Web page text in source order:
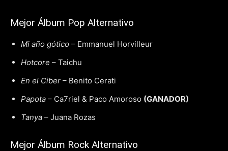
Mejor Álbum Pop Alternativo
Mi año gótico – Emmanuel Horvilleur
Hotcore – Taichu
En el Ciber – Benito Cerati
Papota – Ca7riel & Paco Amoroso (GANADOR)
Tanya – Juana Rozas
Mejor Álbum Rock Alternativo